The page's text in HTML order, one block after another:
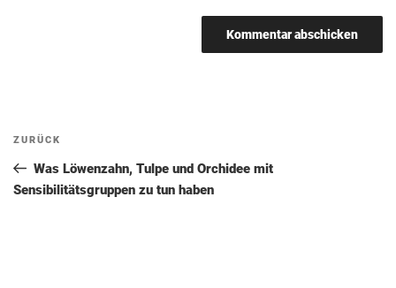
Beitragsnavigation
Vorheriger
Beitrag
ZURÜCK
Was Löwenzahn, Tulpe und Orchidee mit
Sensibilitätsgruppen zu tun haben